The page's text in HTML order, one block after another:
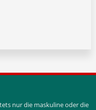
nur die maskuline oder die